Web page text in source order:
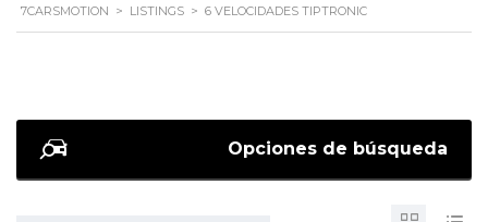
7CARSMOTION > LISTINGS > 6 VELOCIDADES TIPTRONIC
Opciones de búsqueda